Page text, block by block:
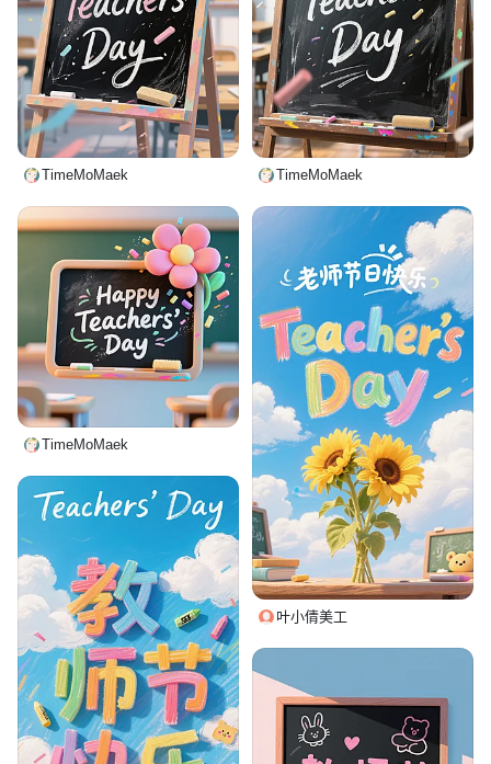
TimeMoMaek TimeMoMaek
TimeMoMaek
叶小倩美工